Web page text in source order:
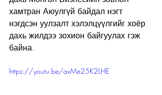
хамтран Аюулгүй байдал нэгт
нэгдсэн уулзалт хэлэлцүүлгийг хоёр
дахь жилдээ зохион байгуулах гэж
байна.
https://youtu.be/axMe25K2LHE